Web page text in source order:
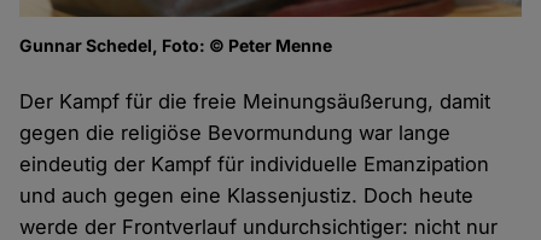
Gunnar Schedel, Foto: © Peter Menne
Der Kampf für die freie Meinungsäußerung, damit
gegen die religiöse Bevormundung war lange
eindeutig der Kampf für individuelle Emanzipation
und auch gegen eine Klassenjustiz. Doch heute
werde der Frontverlauf undurchsichtiger: nicht nur